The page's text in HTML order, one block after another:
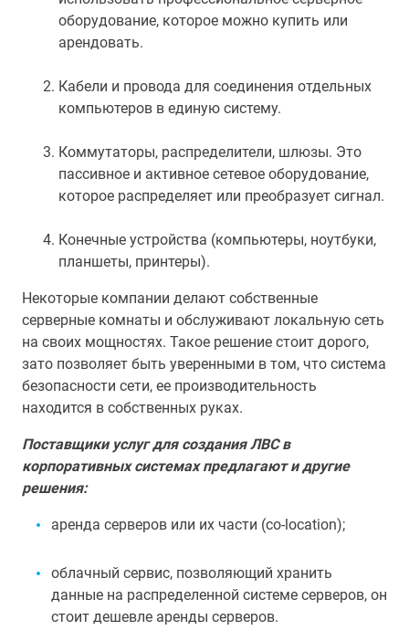
оборудование, которое можно купить или
арендовать.
Кабели и провода для соединения отдельных
компьютеров в единую систему.
Коммутаторы, распределители, шлюзы. Это
пассивное и активное сетевое оборудование,
которое распределяет или преобразует сигнал.
Конечные устройства (компьютеры, ноутбуки,
планшеты, принтеры).
Некоторые компании делают собственные
серверные комнаты и обслуживают локальную сеть
на своих мощностях. Такое решение стоит дорого,
зато позволяет быть уверенными в том, что система
безопасности сети, ее производительность
находится в собственных руках.
Поставщики услуг для создания ЛВС в
корпоративных системах предлагают и другие
решения:
аренда серверов или их части (co-location);
облачный сервис, позволяющий хранить
данные на распределенной системе серверов, он
стоит дешевле аренды серверов.